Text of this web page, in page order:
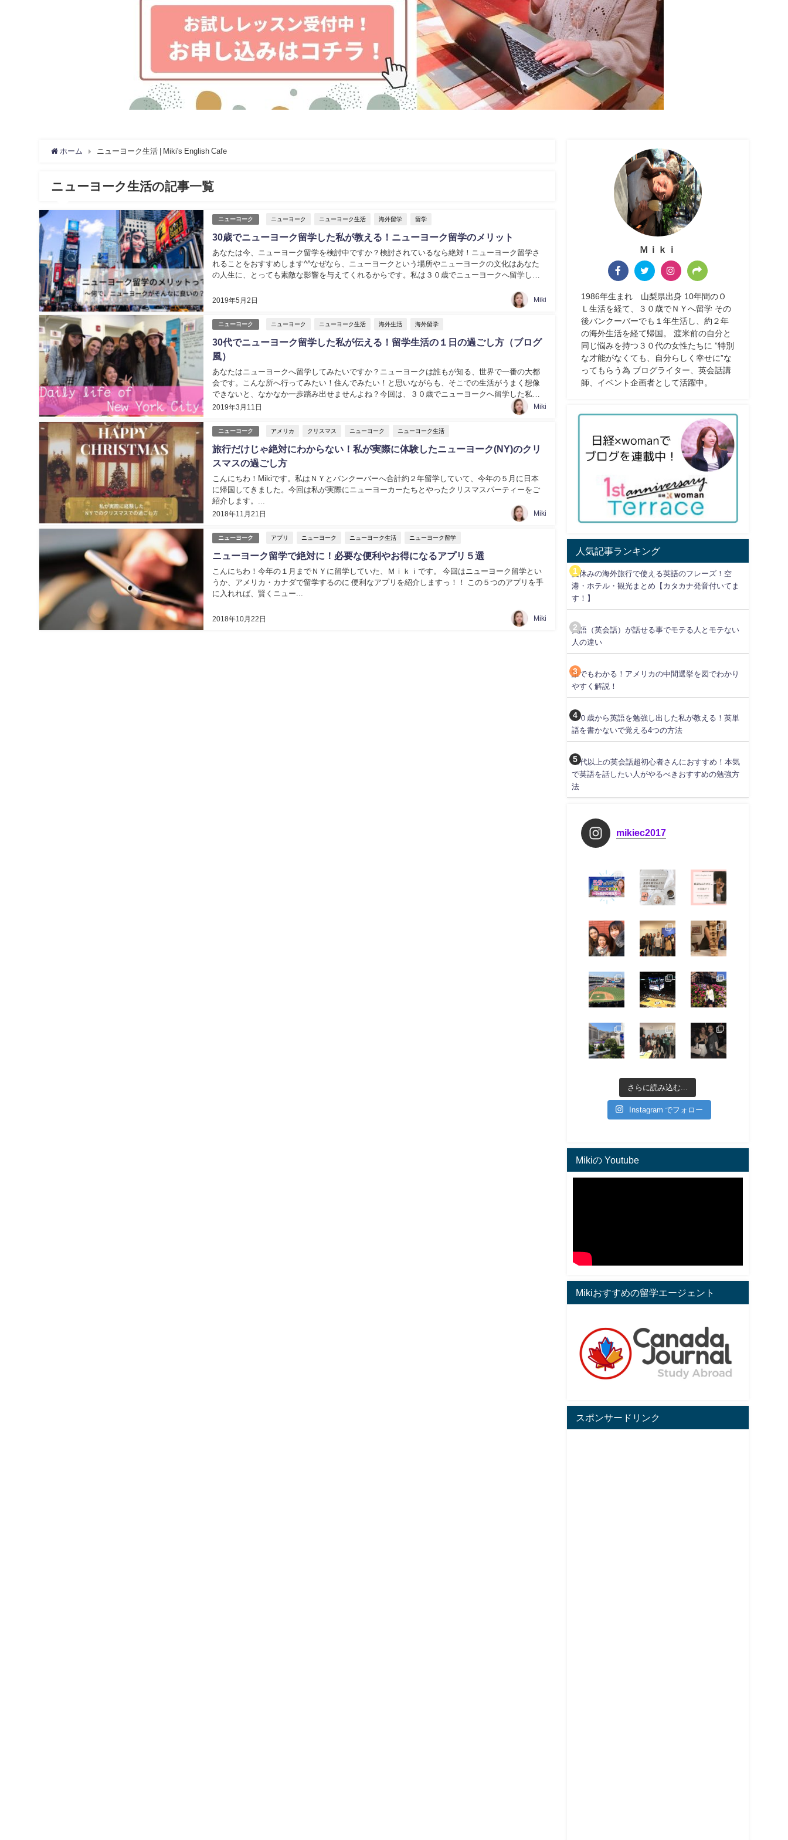
ホーム ニューヨーク生活 | Miki's English Cafe
ニューヨーク生活の記事一覧
ニューヨーク ニューヨーク ニューヨーク生活 海外留学 留学
30歳でニューヨーク留学した私が教える！ニューヨーク留学のメリット
2019年5月2日
あなたは今、ニューヨーク留学を検討中ですか？検討されているなら絶対！ニューヨーク留学さ
れることをおすすめします^^なぜなら、ニューヨークという場所やニューヨークの文化はあなた
の人生に、とっても素敵な影響を与えてくれるからです。私は３０歳でニューヨークへ留学しま
Miki
ニューヨーク ニューヨーク ニューヨーク生活 海外生活 海外留学
30代でニューヨーク留学した私が伝える！留学生活の１日の過ごし方（ブログ
風）
2019年3月11日
あなたはニューヨークへ留学してみたいですか？ニューヨークは誰もが知る、世界で一番の大都
会です。こんな所へ行ってみたい！住んでみたい！と思いながらも、そこでの生活がうまく想像
できないと、なかなか一歩踏み出せませんよね？今回は、３０歳でニューヨークへ留学した私が
お伝えする「３０代のニューヨーク留学生の１日の過ごし方」をブロ...
Miki
ニューヨーク アメリカ クリスマス ニューヨーク ニューヨーク生活
旅行だけじゃ絶対にわからない！私が実際に体験したニューヨーク(NY)のクリ
スマスの過ごし方
2018年11月21日
こんにちわ！Mikiです。私はＮＹとバンクーバーへ合計約２年留学していて、今年の５月に日本
に帰国してきました。今回は私が実際にニューヨーカーたちとやったクリスマスパーティーをご
紹介します。...
Miki
ニューヨーク アプリ ニューヨーク ニューヨーク生活 ニューヨーク留学
ニューヨーク留学で絶対に！必要な便利やお得になるアプリ５選
2018年10月22日
こんにちわ！今年の１月までＮＹに留学していた、Ｍｉｋｉです。 今回はニューヨーク留学とい
うか、アメリカ・カナダで留学するのに 便利なアプリを紹介しますっ！！ この５つのアプリを手
に入れれば、賢くニュー...
Miki
Ｍｉｋｉ
1986年生まれ 山梨県出身 10年間のＯ
Ｌ生活を経て、３０歳でＮＹへ留学 その
後バンクーバーでも１年生活し、約２年
の海外生活を経て帰国。 渡米前の自分と
同じ悩みを持つ３０代の女性たちに ”特別
な才能がなくても、自分らしく幸せに”な
ってもらう為 ブログライター、英会話講
師、イベント企画者として活躍中。
人気記事ランキング
夏休みの海外旅行で使える英語のフレーズ！空
港・ホテル・観光まとめ【カタカナ発音付いてま
す！】
英語（英会話）が話せる事でモテる人とモテない
人の違い
誰でもわかる！アメリカの中間選挙を図でわかり
やすく解説！
３０歳から英語を勉強し出した私が教える！英単
語を書かないで覚える4つの方法
30代以上の英会話超初心者さんにおすすめ！本気
で英語を話したい人がやるべきおすすめの勉強方
法
mikiec2017
さらに読み込む...
Instagram でフォロー
Mikiの Youtube
Mikiおすすめの留学エージェント
スポンサードリンク